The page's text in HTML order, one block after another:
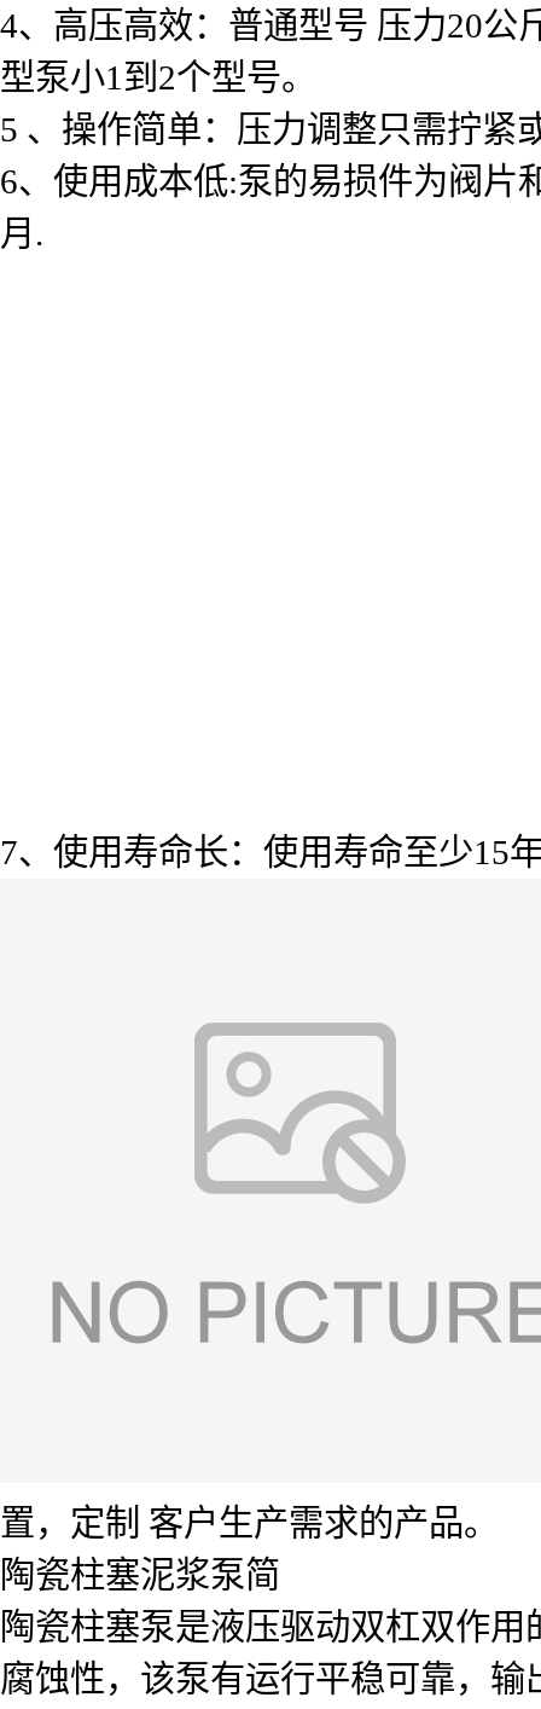
4、高压高效：普通型号 压力20公
型泵小1到2个型号。
5 、操作简单：压力调整只需拧紧
6、使用成本低:泵的易损件为阀片
月.
7、使用寿命长：使用寿命至少15
置，定制 客户生产需求的产品。
陶瓷柱塞泥浆泵简
陶瓷柱塞泵是液压驱动双杠双作
腐蚀性，该泵有运行平稳可靠，